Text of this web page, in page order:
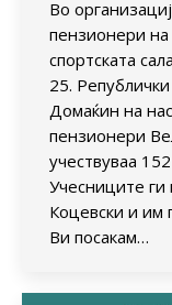
Во
пензионери
спортската
25.
Домаќин на
пензионери
учествуваа
Учесниците ги
Коцевски и им
Ви посакам…